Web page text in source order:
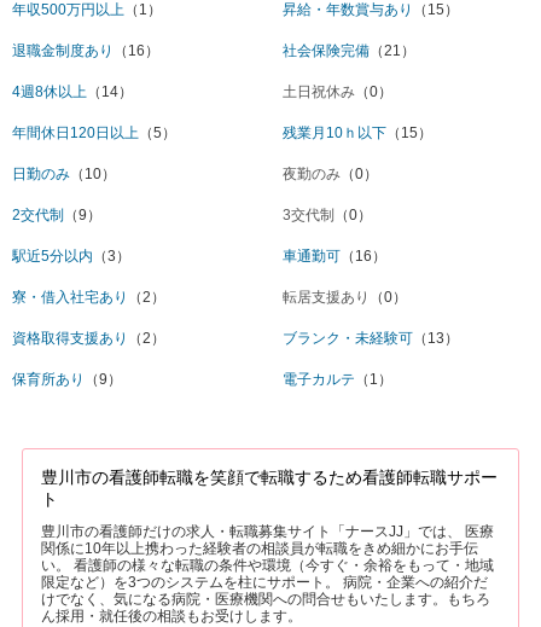
年収500万円以上 （1） 昇給・年数賞与あり （15）
退職金制度あり （16） 社会保険完備 （21）
4週8休以上 （14） 土日祝休み （0）
年間休日120日以上 （5） 残業月10ｈ以下 （15）
日勤のみ （10） 夜勤のみ （0）
2交代制 （9） 3交代制 （0）
駅近5分以内 （3） 車通勤可 （16）
寮・借入社宅あり （2） 転居支援あり （0）
資格取得支援あり （2） ブランク・未経験可 （13）
保育所あり （9） 電子カルテ （1）
豊川市の看護師転職を笑顔で転職するため看護師転職サポー
ト
豊川市の看護師だけの求人・転職募集サイト「ナースJJ」では、 医療
関係に10年以上携わった経験者の相談員が転職をきめ細かにお手伝
い。 看護師の様々な転職の条件や環境（今すぐ・余裕をもって・地域
限定など）を3つのシステムを柱にサポート。 病院・企業への紹介だ
けでなく、気になる病院・医療機関への問合せもいたします。もちろ
ん採用・就任後の相談もお受けします。